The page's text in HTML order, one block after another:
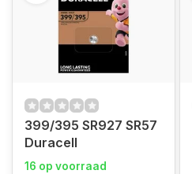
399/395 SR927 SR57
Duracell
16 op voorraad